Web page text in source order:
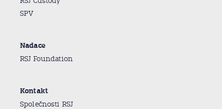
SPV
Nadace
RSJ Foundation
Kontakt
Společnosti RSJ